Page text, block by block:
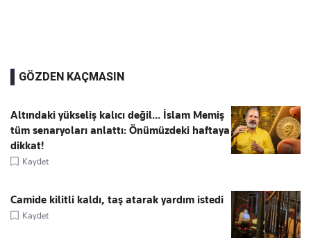
GÖZDEN KAÇMASIN
Altındaki yükseliş kalıcı değil... İslam Memiş
tüm senaryoları anlattı: Önümüzdeki haftaya
dikkat!
Kaydet
Camide kilitli kaldı, taş atarak yardım istedi
Kaydet